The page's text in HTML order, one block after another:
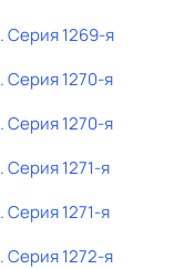
. Серия 1269-я
. Серия 1270-я
. Серия 1270-я
. Серия 1271-я
. Серия 1271-я
. Серия 1272-я